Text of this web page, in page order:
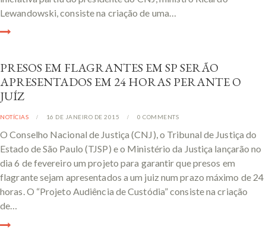
Lewandowski, consiste na criação de uma…
PRESOS EM FLAGRANTES EM SP SERÃO
APRESENTADOS EM 24 HORAS PERANTE O
JUÍZ
NOTÍCIAS 16 DE JANEIRO DE 2015 0 COMMENTS
O Conselho Nacional de Justiça (CNJ), o Tribunal de Justiça do
Estado de São Paulo (TJSP) e o Ministério da Justiça lançarão no
dia 6 de fevereiro um projeto para garantir que presos em
flagrante sejam apresentados a um juiz num prazo máximo de 24
horas. O “Projeto Audiência de Custódia” consiste na criação
de…